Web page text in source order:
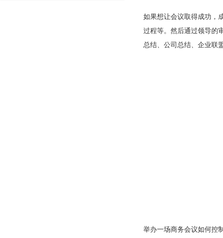
如果想让会议取得成功，
过程等。然后通过领导的
总结、公司总结、企业联
举办一场商务会议如何控